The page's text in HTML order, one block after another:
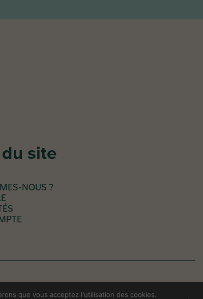
site
NOUS ?
que vous acceptez l'utilisation des cookies.